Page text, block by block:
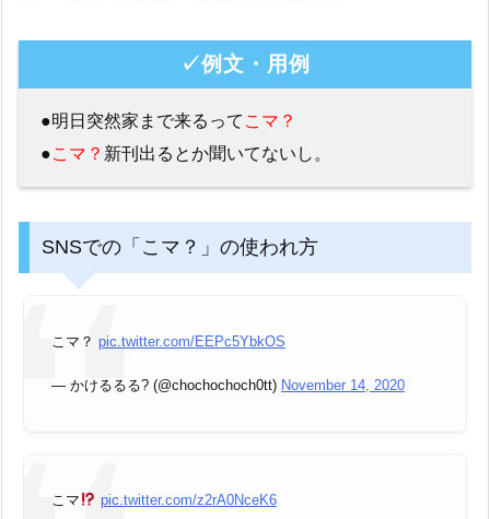
✓例文・用例
●明日突然家まで来るって こマ？
●こマ？ 新刊出るとか聞いてないし。
SNSでの「こマ？」の使われ方
こマ？ pic.twitter.com/EEPc5YbkOS
— かけるるる? (@chochochoch0tt) November 14, 2020
こマ pic.twitter.com/z2rA0NceK6